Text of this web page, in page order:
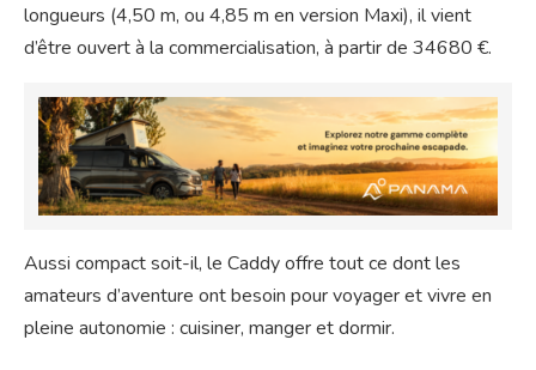
longueurs (4,50 m, ou 4,85 m en version Maxi), il vient
d’être ouvert à la commercialisation, à partir de 34680 €.
Aussi compact soit-il, le Caddy offre tout ce dont les
amateurs d’aventure ont besoin pour voyager et vivre en
pleine autonomie : cuisiner, manger et dormir.